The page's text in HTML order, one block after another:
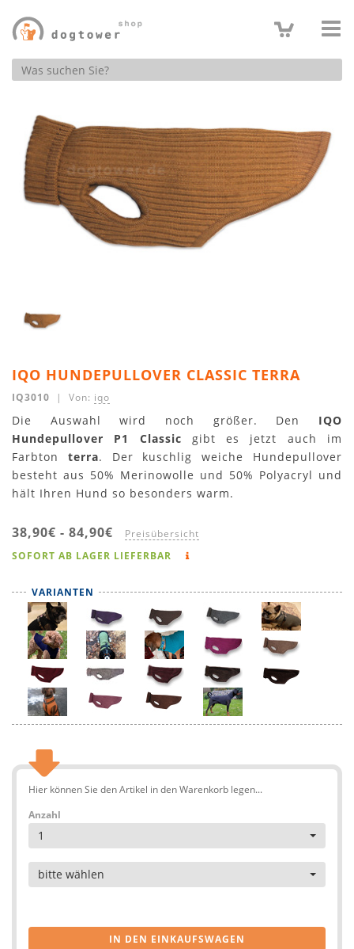
Produktsuche
IQO HUNDEPULLOVER CLASSIC TERRA
IQ3010 | Von: iqo
Die Auswahl wird noch größer. Den IQO
Hundepullover P1 Classic gibt es jetzt auch im
Farbton terra. Der kuschlig weiche Hundepullover
besteht aus 50% Merinowolle und 50% Polyacryl und
hält Ihren Hund so besonders warm.
38,90€ - 84,90€ Preisübersicht
SOFORT AB LAGER LIEFERBAR
VARIANTEN
Hier können Sie den Artikel in den Warenkorb legen...
Anzahl
1
Artikel
bitte wählen
IN DEN EINKAUFSWAGEN